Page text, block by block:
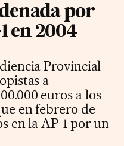
por
en 2004
Provincial
a
euros a los
en febrero de
en la AP-1 por un